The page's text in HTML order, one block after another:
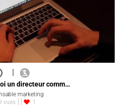
|
un directeur comm…
marketing
vues
1